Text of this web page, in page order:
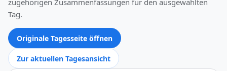
zugehörigen Zusammenfassungen für den ausgewählten
Tag.
Originale Tagesseite öffnen
Zur aktuellen Tagesansicht